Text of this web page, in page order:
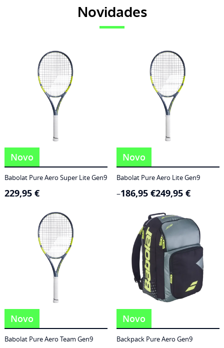
Novidades
Novo
Babolat Pure Aero Super Lite Gen9
229,95 €
Novo
Babolat Pure Aero Lite Gen9
186,95 €
– 249,95 €
Price
range:
249,95 €
Novo
Babolat Pure Aero Team Gen9
Novo
Backpack Pure Aero Gen9